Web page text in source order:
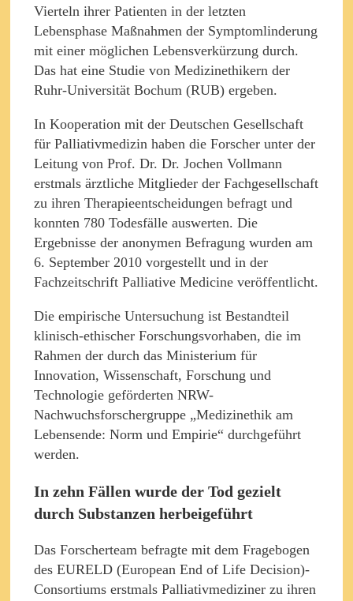
Vierteln ihrer Patienten in der letzten
Lebensphase Maßnahmen der Symptomlinderung
mit einer möglichen Lebensverkürzung durch.
Das hat eine Studie von Medizinethikern der
Ruhr-Universität Bochum (RUB) ergeben.
In Kooperation mit der Deutschen Gesellschaft
für Palliativmedizin haben die Forscher unter der
Leitung von Prof. Dr. Dr. Jochen Vollmann
erstmals ärztliche Mitglieder der Fachgesellschaft
zu ihren Therapieentscheidungen befragt und
konnten 780 Todesfälle auswerten. Die
Ergebnisse der anonymen Befragung wurden am
6. September 2010 vorgestellt und in der
Fachzeitschrift Palliative Medicine veröffentlicht.
Die empirische Untersuchung ist Bestandteil
klinisch-ethischer Forschungsvorhaben, die im
Rahmen der durch das Ministerium für
Innovation, Wissenschaft, Forschung und
Technologie geförderten NRW-
Nachwuchsforschergruppe „Medizinethik am
Lebensende: Norm und Empirie“ durchgeführt
werden.
In zehn Fällen wurde der Tod gezielt
durch Substanzen herbeigeführt
Das Forscherteam befragte mit dem Fragebogen
des EURELD (European End of Life Decision)-
Consortiums erstmals Palliativmediziner zu ihren